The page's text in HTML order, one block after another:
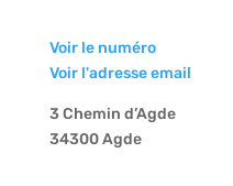
Voir le numéro
Voir l'adresse email
3 Chemin d’Agde
34300 Agde